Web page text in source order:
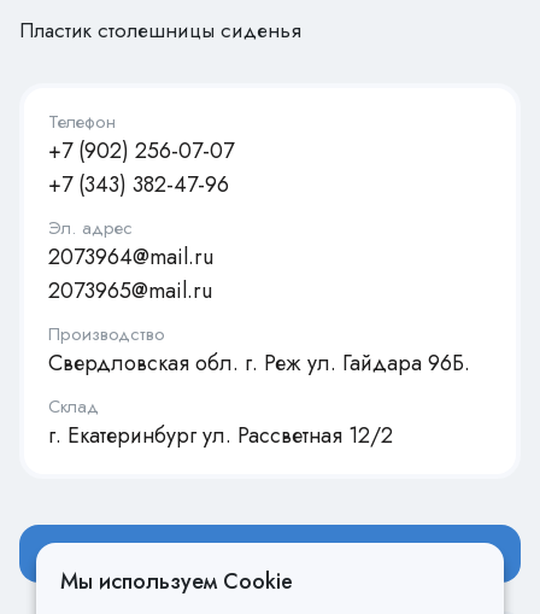
Пластик столешницы сиденья
Телефон
+7 (902) 256-07-07
+7 (343) 382-47-96
Эл. адрес
2073964@mail.ru
2073965@mail.ru
Производство
Свердловская обл. г. Реж ул. Гайдара 96Б.
Склад
г. Екатеринбург ул. Рассветная 12/2
Мы используем Cookie